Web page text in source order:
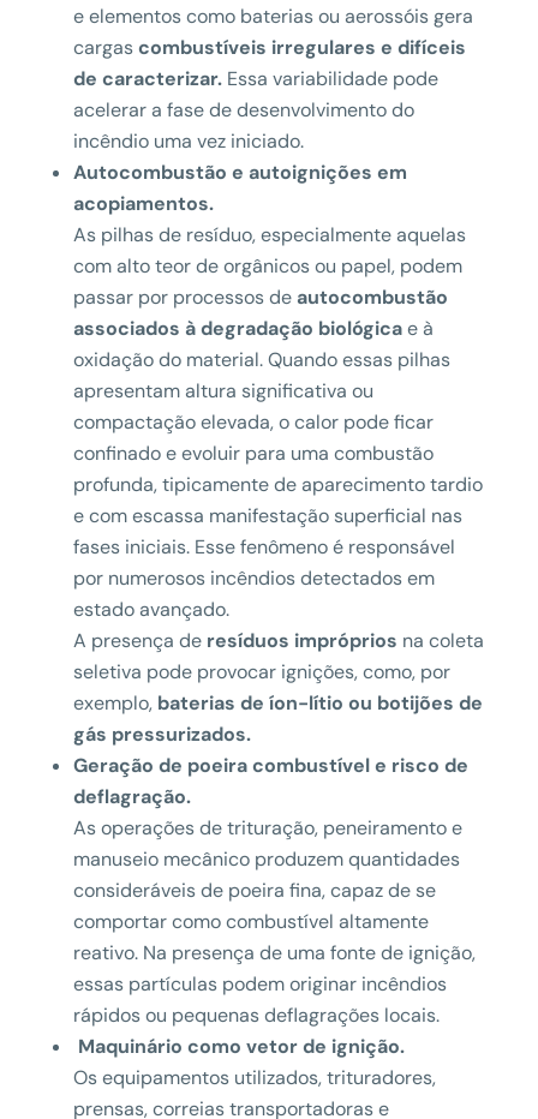
e elementos como baterias ou aerossóis gera
cargascombustíveis irregulares e difíceis
de caracterizar.Essa variabilidade pode
acelerar a fase de desenvolvimento do
incêndio uma vez iniciado.
Autocombustão e autoignições em
acopiamentos.
As pilhas de resíduo, especialmente aquelas
com alto teor de orgânicos ou papel, podem
passar por processos de autocombustão
associados à degradação biológicae à
oxidação do material. Quando essas pilhas
apresentam altura significativa ou
compactação elevada, o calor pode ficar
confinado e evoluir para uma combustão
profunda, tipicamente de aparecimento tardio
e com escassa manifestação superficial nas
fases iniciais. Esse fenômeno é responsável
por numerosos incêndios detectados em
estado avançado.
A presença de resíduos impróprios na coleta
seletiva pode provocar ignições, como, por
exemplo, baterias de íon-lítio ou botijões de
gás pressurizados.
Geração de poeira combustível e risco de
deflagração.
As operações de trituração, peneiramento e
manuseio mecânico produzem quantidades
consideráveis de poeira fina, capaz de se
comportar como combustível altamente
reativo. Na presença de uma fonte de ignição,
essas partículas podem originar incêndios
rápidos ou pequenas deflagrações locais.
Maquinário como vetor de ignição.
Os equipamentos utilizados, trituradores,
prensas, correias transportadoras e